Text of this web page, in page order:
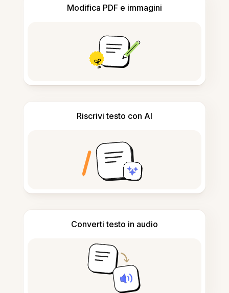
Modifica PDF e immagini
Riscrivi testo con AI
Converti testo in audio